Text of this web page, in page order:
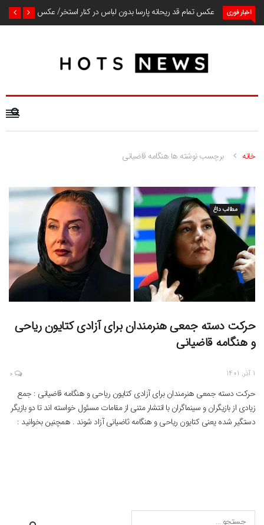
اخبار فوری عکس تمام قد ریحانه پارسا بدون لباس در کنار استخر/ عکس
خانه برچسب نوشته ها هنگامه قاضیانی
مطالب داغ
حرکت دسته جمعی هنرمندان برای آزادی کتایون ریاحی
و هنگامه قاضیانی
1 آذر, 1401 0
حرکت دسته جمعی هنرمندان برای آزادی کتایون ریاحی و هنگامه قاضیانی : جمع
زیادی از بازیگران و سینماگران با انتشار متنی از مقامات مسئول خواسته اند تا دو بازیگر
دستگیر شده یعنی کتایون ریاحی و هنگامه ثاضیانی آزاد شوند . همچنین بخوانید :